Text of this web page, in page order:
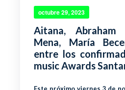
octubre 29, 2023
Aitana,
Mena, María
entre los
music Awards